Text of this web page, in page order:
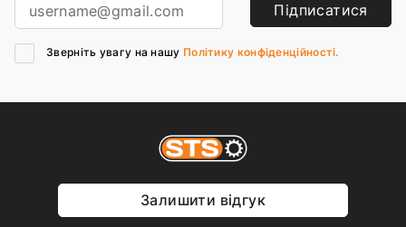
Підписатися
Зверніть увагу на нашу Політику конфіденційності.
Залишити відгук